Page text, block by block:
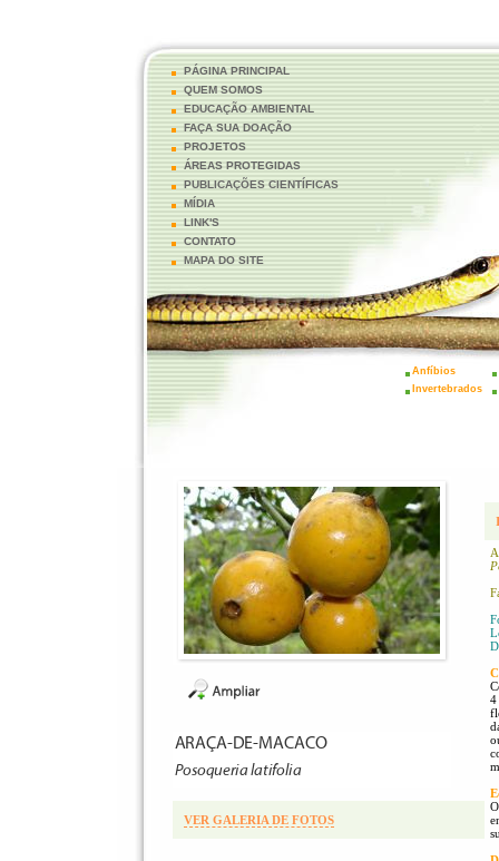
PÁGINA PRINCIPAL
QUEM SOMOS
EDUCAÇÃO AMBIENTAL
FAÇA SUA DOAÇÃO
PROJETOS
ÁREAS PROTEGIDAS
PUBLICAÇÕES CIENTÍFICAS
MÍDIA
LINK'S
CONTATO
MAPA DO SITE
Anfíbios
Invertebrados
VER GALERIA DE FOTOS
4